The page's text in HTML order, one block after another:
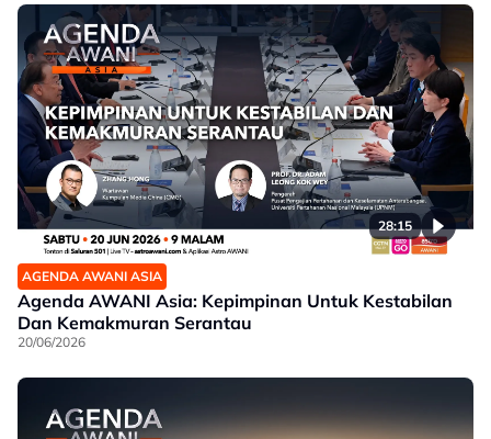
28:15
AGENDA AWANI ASIA
Agenda AWANI Asia: Kepimpinan Untuk Kestabilan
Dan Kemakmuran Serantau
20/06/2026